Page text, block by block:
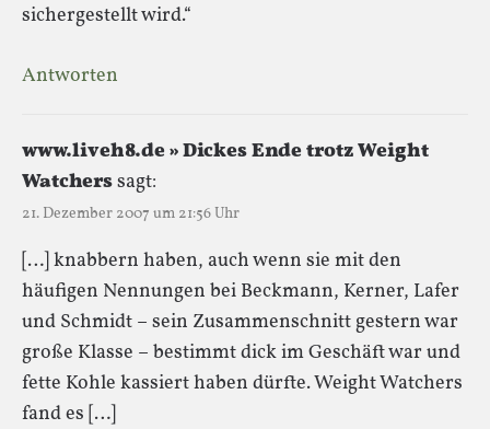
sichergestellt wird.“
Antworten
www.liveh8.de » Dickes Ende trotz Weight
Watcherssagt:
21. Dezember 2007 um 21:56 Uhr
[…] knabbern haben, auch wenn sie mit den
häufigen Nennungen bei Beckmann, Kerner, Lafer
und Schmidt – sein Zusammenschnitt gestern war
große Klasse – bestimmt dick im Geschäft war und
fette Kohle kassiert haben dürfte. Weight Watchers
fand es […]